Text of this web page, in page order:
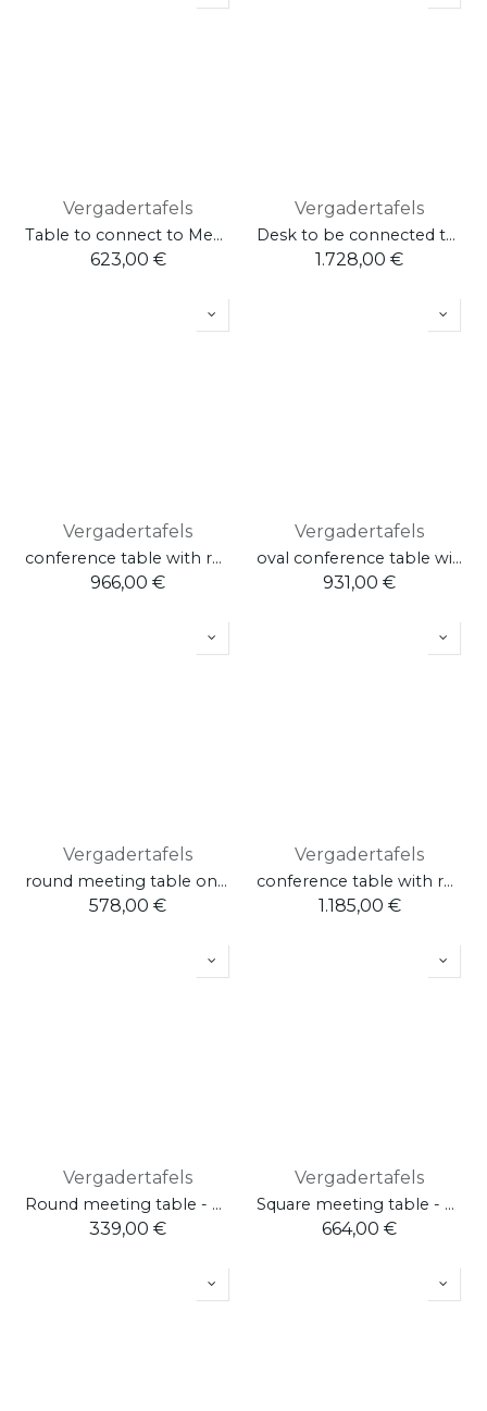
Vergadertafels
Table to connect to Media wall - L.180 / D.100 / H.75
623,00 €
Vergadertafels
Desk to be connected to the cabinet DV504 Milo - L.160 / D.80 / H.75
1.728,00 €
Vergadertafels
conference table with recessed legs W. 240 H. 74 D. 120
966,00 €
Vergadertafels
oval conference table with 2 legs W. 250 H. 74 D. 125
931,00 €
Vergadertafels
round meeting table on metal column W. 100 H. 74 D. 100
578,00 €
Vergadertafels
conference table with recessed legs W. 480 H. 74 D. 120
1.185,00 €
Vergadertafels
Round meeting table - 3 legs - L.100 / D.100 / H.75
339,00 €
Vergadertafels
Square meeting table - L.120 / D.120 / H.75
664,00 €